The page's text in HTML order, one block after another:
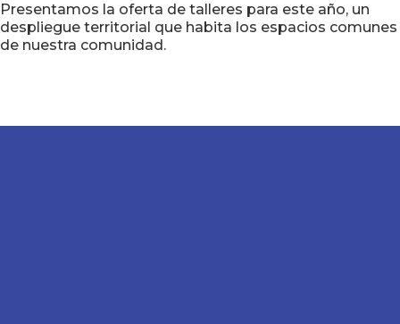
Presentamos la oferta de talleres para este año, un
despliegue territorial que habita los espacios comunes
de nuestra comunidad.